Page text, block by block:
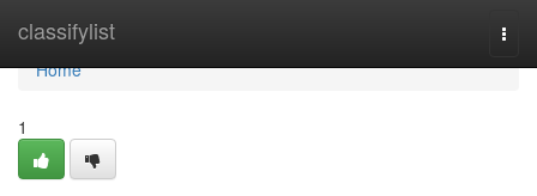
classifylist
Home
Home
1